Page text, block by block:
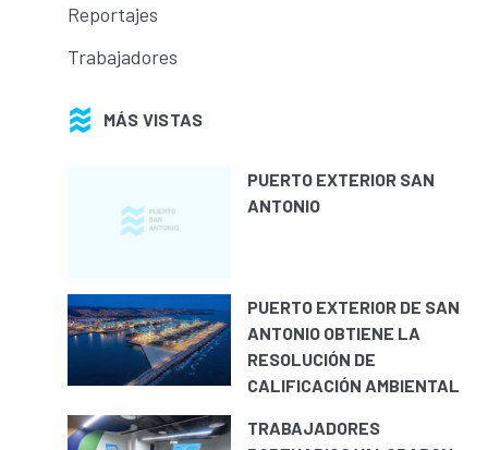
Reportajes
Trabajadores
MÁS VISTAS
PUERTO EXTERIOR SAN
ANTONIO
PUERTO EXTERIOR DE SAN
ANTONIO OBTIENE LA
RESOLUCIÓN DE
CALIFICACIÓN AMBIENTAL
TRABAJADORES